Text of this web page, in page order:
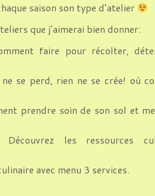
saison son type d’atelier
que j’aimerai bien donner:
faire pour récolter,
ne se perd, rien ne se crée! où
prendre soin de son sol et
Découvrez les ressources
avec menu 3 services.